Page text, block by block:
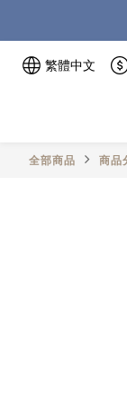
繁體中文
全部商品 商品